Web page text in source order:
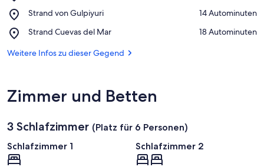
de
Strand von Gulpiyuri
Place,
von
‪14 Autominuten‬
Strand Cuevas del Mar
Place,
Cuevas
‪18 Autominuten‬
Weitere Infos zu dieser Gegend
Zimmer und Betten
3 Schlafzimmer (Platz für 6 Personen)
Schlafzimmer 1
Schlafzimmer 2